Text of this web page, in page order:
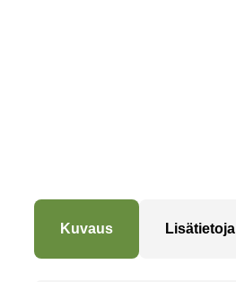
Kuvaus Lisätietoja